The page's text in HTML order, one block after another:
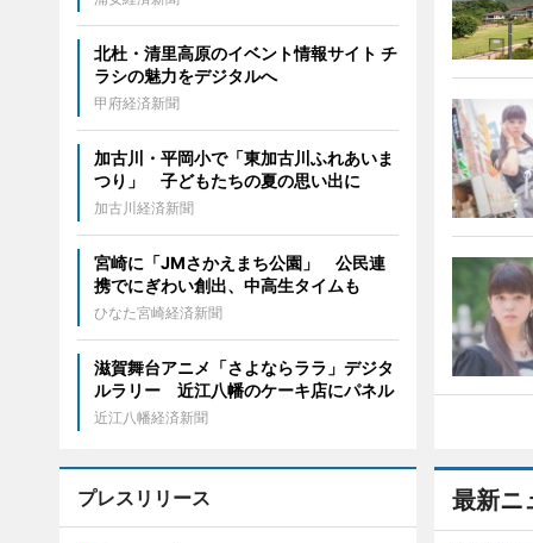
最新ニ
北杜・清里高原のイベント情報サイト チ
ラシの魅力をデジタルへ
甲府経済新聞
加古川・平岡小で「東加古川ふれあいま
つり」 子どもたちの夏の思い出に
加古川経済新聞
宮崎に「JMさかえまち公園」 公民連
携でにぎわい創出、中高生タイムも
ひなた宮崎経済新聞
滋賀舞台アニメ「さよならララ」デジタ
ルラリー 近江八幡のケーキ店にパネル
近江八幡経済新聞
プレスリリース